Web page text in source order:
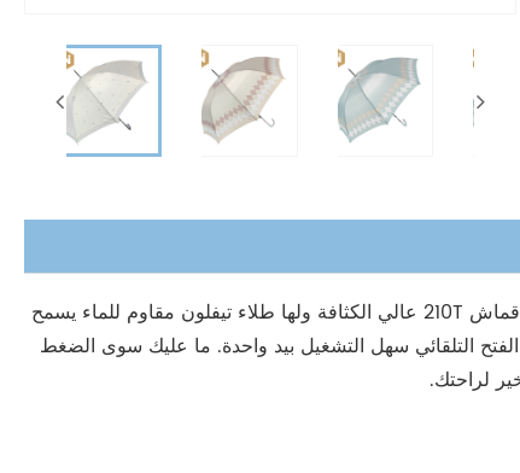
تتميز هذه المظلة الجديدة للبالغين ذات الجودة العالية، والمظلة مصنوعة من قماش 210T عالي الكثافة ولها طلاء تيفلون مقاوم للماء يسمح
التلقائي سهل التشغيل بيد واحدة. ما عليك سوى الضغط
لراحتك.